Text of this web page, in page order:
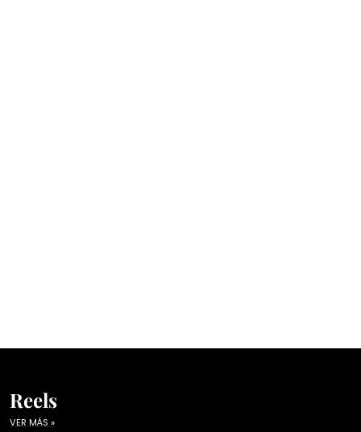
Reels
VER MÁS »